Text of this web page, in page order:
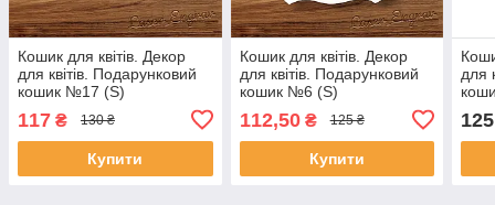
Кошик для квітів. Декор
для квітів. Подарунковий
кошик №17 (S)
117 ₴ 130 ₴
Купити
Кошик для квітів. Декор
для квітів. Подарунковий
кошик №6 (S)
112,50₴ 125 ₴
Купити
для
125